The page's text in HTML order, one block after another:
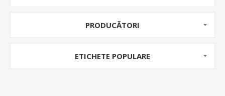
PRODUCĂTORI
ETICHETE POPULARE